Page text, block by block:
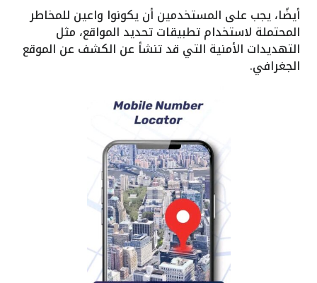
أيضًا، يجب على المستخدمين أن يكونوا واعين للمخاطر
المحتملة لاستخدام تطبيقات تحديد المواقع، مثل
التهديدات الأمنية التي قد تنشأ عن الكشف عن الموقع
الجغرافي.